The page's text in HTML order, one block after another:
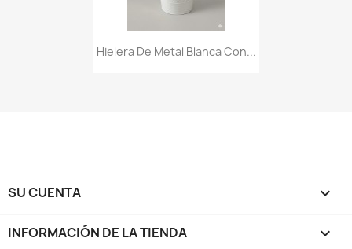
Hielera De Metal Blanca Con...
SU CUENTA 
INFORMACIÓN DE LA TIENDA keyboard_arrow_down